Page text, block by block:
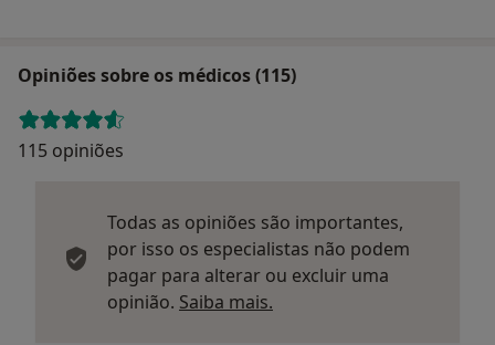
Opiniões sobre os médicos (115)
115 opiniões
Todas as opiniões são importantes,
por isso os especialistas não podem
pagar para alterar ou excluir uma
opinião. Saiba mais.